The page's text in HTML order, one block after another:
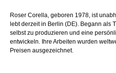
Roser Corella, geboren 1978, ist
lebt derzeit in Berlin (DE). Begann als
selbst zu produzieren und eine
entwickeln. Ihre Arbeiten wurden
Preisen ausgezeichnet.